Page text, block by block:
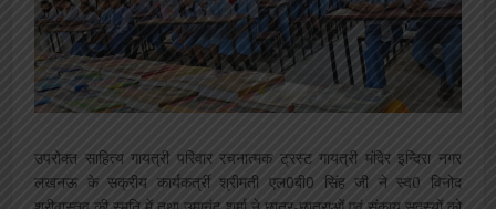
उपरोक्त साहित्य गायत्री परिवार रचनात्मक ट्रस्ट गायत्री मंदिर इन्दिरा नगर
लखनऊ के सक्रीय कार्यकर्त्री श्रीमती एल0बी0 सिंह जी ने स्व0 विनोद